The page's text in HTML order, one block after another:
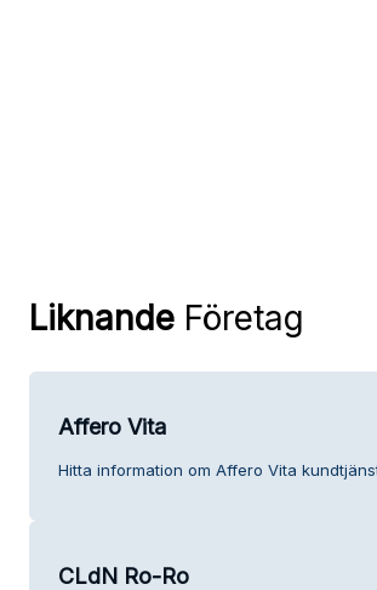
LiknandeFöretag
Affero Vita
Hitta information om Affero Vita
CLdN Ro-Ro